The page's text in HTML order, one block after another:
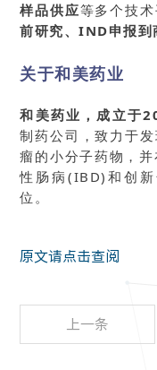
样品供应等多个技
前研究、IND申报到
关于和美药业
和美药业，成立于
制药公司，致力于
瘤的小分子药物，
性肠病(IBD)和创
位。
原文请点击查阅
上一条